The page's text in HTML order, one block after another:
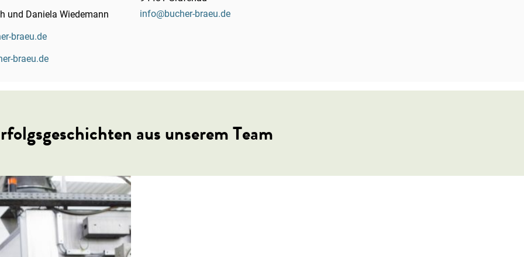
und Daniela Wiedemann
braeu.de
braeu.de
info@bucher-braeu.de
aus unserem Team